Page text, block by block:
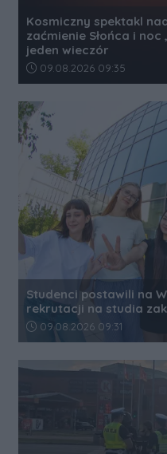
Kosmiczny spektakl
zaćmienie Słońca i
jeden wieczór
Data dodania artykułu:
09.08.2026 09:35
Studenci postawili na
rekrutacji na studia
Data dodania artykułu:
09.08.2026 09:31